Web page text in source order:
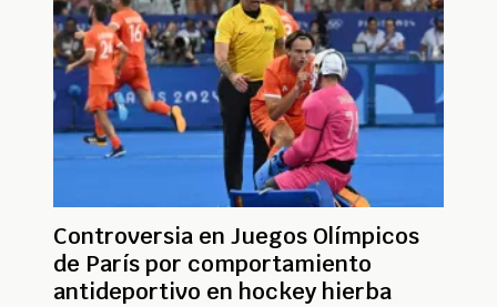
Controversia en Juegos Olímpicos
de París por comportamiento
antideportivo en hockey hierba